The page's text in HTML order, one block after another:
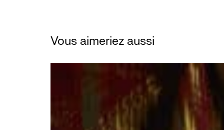
Vous aimeriez aussi